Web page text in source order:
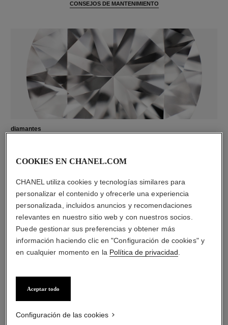
CONSEJOS DE MANTENIMIENTO
diamantes
COOKIES EN CHANEL.COM
CHANEL utiliza cookies y tecnologías similares para
personalizar el contenido y ofrecerle una experiencia
personalizada, incluidos anuncios y recomendaciones
relevantes en nuestro sitio web y con nuestros socios.
Puede gestionar sus preferencias y obtener más
información haciendo clic en "Configuración de cookies" y
en cualquier momento en la Política de privacidad
Aceptar todo
Configuración de las cookies